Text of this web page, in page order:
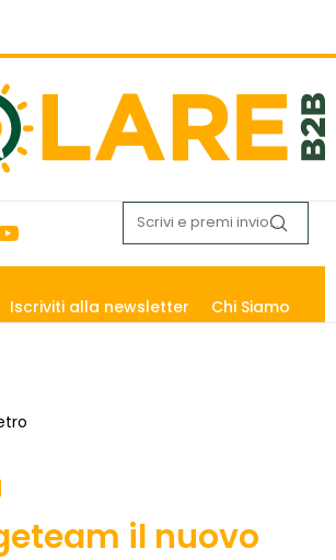
Iscriviti alla newsletter Chi Siamo
il nuovo